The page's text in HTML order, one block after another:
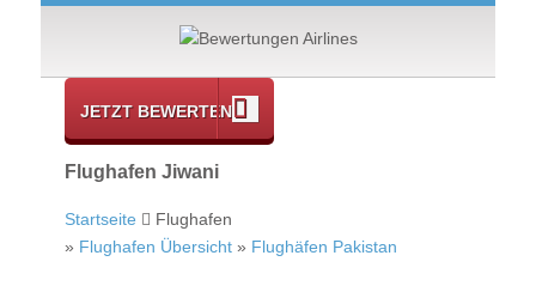
JETZT BEWERTEN
Flughafen Jiwani
Startseite
Flughafen
» Flughafen Übersicht » Flughäfen Pakistan